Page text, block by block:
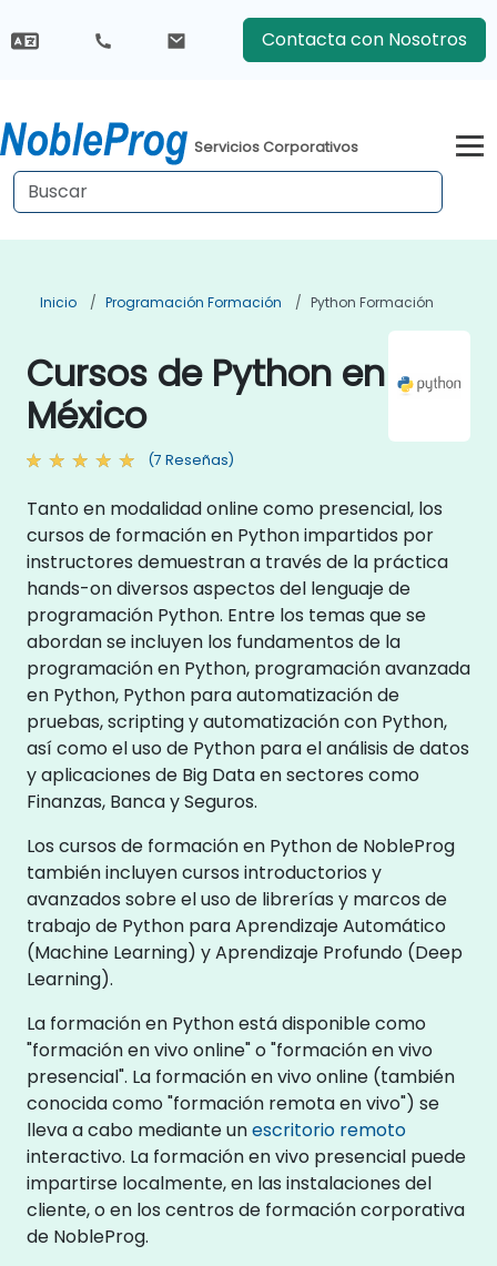
Contacta con Nosotros
Servicios Corporativos
Inicio Programación Formación Python Formación
Cursos de Python en
México
(7 Reseñas)
Tanto en modalidad online como presencial, los
cursos de formación en Python impartidos por
instructores demuestran a través de la práctica
hands-on diversos aspectos del lenguaje de
programación Python. Entre los temas que se
abordan se incluyen los fundamentos de la
programación en Python, programación avanzada
en Python, Python para automatización de
pruebas, scripting y automatización con Python,
así como el uso de Python para el análisis de datos
y aplicaciones de Big Data en sectores como
Finanzas, Banca y Seguros.
Los cursos de formación en Python de NobleProg
también incluyen cursos introductorios y
avanzados sobre el uso de librerías y marcos de
trabajo de Python para Aprendizaje Automático
(Machine Learning) y Aprendizaje Profundo (Deep
Learning).
La formación en Python está disponible como
"formación en vivo online" o "formación en vivo
presencial". La formación en vivo online (también
conocida como "formación remota en vivo") se
lleva a cabo mediante unescritorio remoto
interactivo. La formación en vivo presencial puede
impartirse localmente, en las instalaciones del
cliente, o en los centros de formación corporativa
de NobleProg.